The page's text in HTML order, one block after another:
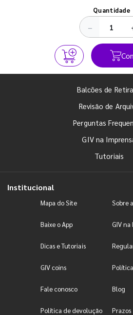
Quantidade
−
Balcões de
Revisão de
Perguntas
GIV na
Tutoriais
Institucional
Mapa do Site Sobre
Baixe o App GIV na
Dicas e Tutoriais
GIV coins
Fale conosco Blog
Política de devolução Prazos